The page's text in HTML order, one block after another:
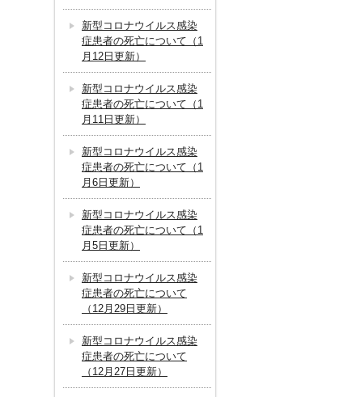
新型コロナウイルス感染
症患者の死亡について（1
月12日更新）
新型コロナウイルス感染
症患者の死亡について（1
月11日更新）
新型コロナウイルス感染
症患者の死亡について（1
月6日更新）
新型コロナウイルス感染
症患者の死亡について（1
月5日更新）
新型コロナウイルス感染
症患者の死亡について
（12月29日更新）
新型コロナウイルス感染
症患者の死亡について
（12月27日更新）